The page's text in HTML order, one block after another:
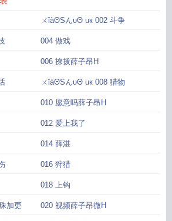
ㄨǐàΘSんυΘ uк 002 斗争
004 做戏
006 撩拨薛子昂H
ㄨǐàΘSんυΘ uк 008 猎物
010 愿意吗薛子昂H
012 爱上我了
014 薛湛
016 狩猎
018 上钩
加更 020 视频薛子昂微H